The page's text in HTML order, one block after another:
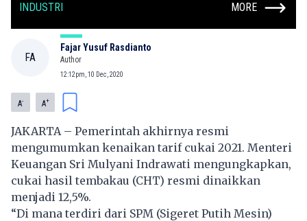
INDUSTRI MORE
FA
Fajar Yusuf Rasdianto
Author
12:12pm, 10 Dec, 2020
A- A+
JAKARTA – Pemerintah akhirnya resmi
mengumumkan kenaikan tarif cukai 2021. Menteri
Keuangan Sri Mulyani Indrawati mengungkapkan,
cukai hasil tembakau (CHT) resmi dinaikkan
menjadi 12,5%.
“Di mana terdiri dari SPM (Sigeret Putih Mesin)